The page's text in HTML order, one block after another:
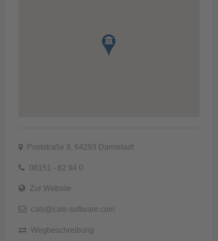
Poststraße 9, 64293 Darmstadt
06151 - 82 94 0
Zur Website
cats@cats-software.com
Wegbeschreibung